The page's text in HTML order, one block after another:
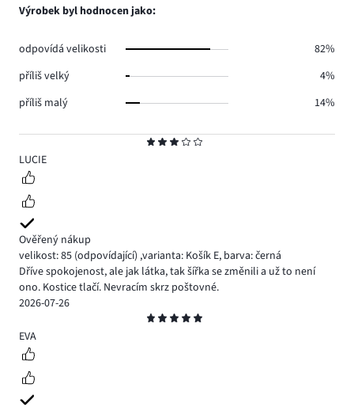
3LUCIE
Ověřený nákup
velikost: 85 (odpovídající) ,varianta: Košík E, barva: černá
Dříve spokojenost, ale jak látka, tak šířka se změnili a už to není
ono. Kostice tlačí. Nevracím skrz poštovné.
2026-07-26
5
EVA
Výrobek byl hodnocen jako:
odpovídá velikosti
82%
příliš velký
4%
příliš malý
14%